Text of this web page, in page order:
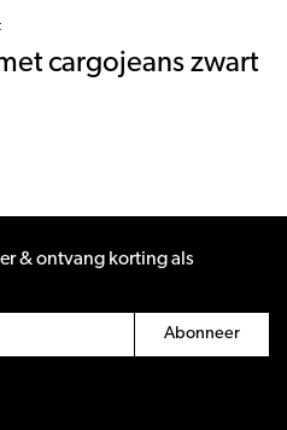
cargojeans zwart
& ontvang korting als
Abonneer